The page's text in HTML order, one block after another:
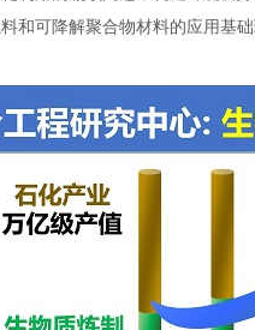
和可降解聚合物材料的应用基